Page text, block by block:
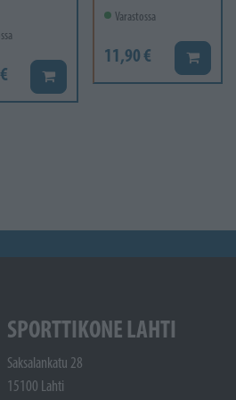
Lisää koriin
Varastossa
11,90 € Lisää
SPORTTIKONE LAHTI
Saksalankatu 28
15100 Lahti